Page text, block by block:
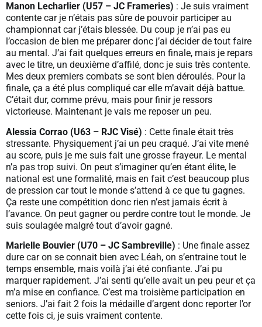
Manon Lecharlier (U57 – JC Frameries) : Je suis vraiment
contente car je n’étais pas sûre de pouvoir participer au
championnat car j’étais blessée. Du coup je n’ai pas eu
l’occasion de bien me préparer donc j’ai décider de tout faire
au mental. J’ai fait quelques erreurs en finale, mais je repars
avec le titre, un deuxième d’affilé, donc je suis très contente.
Mes deux premiers combats se sont bien déroulés. Pour la
finale, ça a été plus compliqué car elle m’avait déjà battue.
C’était dur, comme prévu, mais pour finir je ressors
victorieuse. Maintenant je vais me reposer un peu.
Alessia Corrao (U63 – RJC Visé) : Cette finale était très
stressante. Physiquement j’ai un peu craqué. J’ai vite mené
au score, puis je me suis fait une grosse frayeur. Le mental
n’a pas trop suivi. On peut s’imaginer qu’en étant élite, le
national est une formalité, mais en fait c’est beaucoup plus
de pression car tout le monde s’attend à ce que tu gagnes.
Ça reste une compétition donc rien n’est jamais écrit à
l’avance. On peut gagner ou perdre contre tout le monde. Je
suis soulagée malgré tout d’avoir gagné.
Marielle Bouvier (U70 – JC Sambreville) : Une finale assez
dure car on se connait bien avec Léah, on s’entraine tout le
temps ensemble, mais voilà j’ai été confiante. J’ai pu
marquer rapidement. J’ai senti qu’elle avait un peu peur et ça
m’a mise en confiance. C’est ma troisième participation en
seniors. J’ai fait 2 fois la médaille d’argent donc reporter l’or
cette fois ci, je suis vraiment contente.